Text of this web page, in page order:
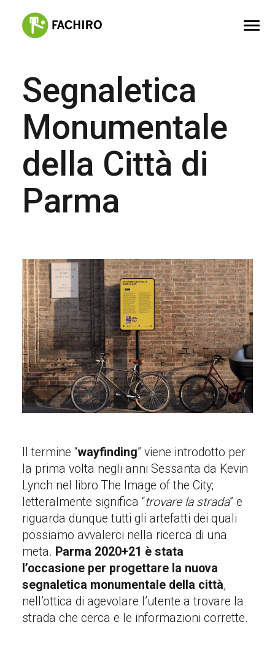
FACHIRO
PORTFOLIO
CONTATTI
Segnaletica
Monumentale
della Città di
Parma
Il termine “wayfinding” viene introdotto per
la prima volta negli anni Sessanta da Kevin
Lynch nel libro The Image of the City;
letteralmente significa “trovare la strada” e
riguarda dunque tutti gli artefatti dei quali
possiamo avvalerci nella ricerca di una
meta. Parma 2020+21 è stata
l’occasione per progettare la nuova
segnaletica monumentale della città,
nell’ottica di agevolare l’utente a trovare la
strada che cerca e le informazioni corrette.